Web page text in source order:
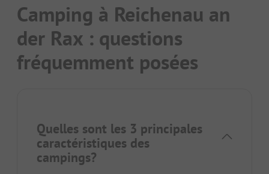
Camping à Reichenau an
der Rax : questions
fréquemment posées
Quelles sont les 3 principales
caractéristiques des
campings?